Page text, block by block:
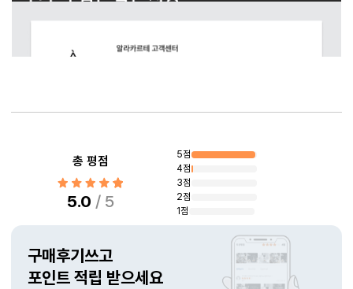
상품리뷰총 평점
5.0 / 5
5점
4점
3점
2점
1점
구매후기쓰고
포인트 적립 받으세요